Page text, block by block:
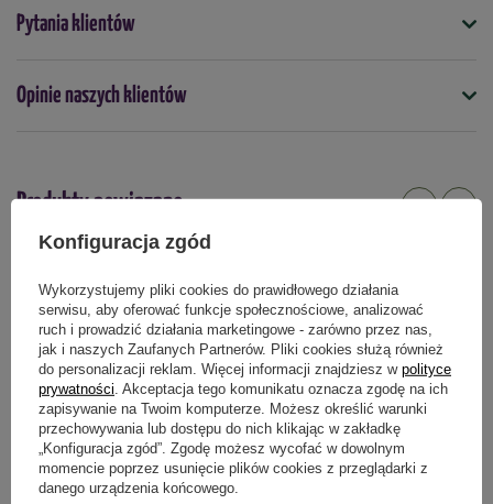
lekka konstrukcja: minimalizuje zmęczenie
praktyczne przechowywanie: otwór w górnej
Symbol
5907554460371
Podmiot odpowiedzialny za ten produkt na terenie UE
Pytania klientów
Opinie naszych klientów
Produkty powiązane
Konfiguracja zgód
Wykorzystujemy pliki cookies do prawidłowego działania
serwisu, aby oferować funkcje społecznościowe, analizować
ruch i prowadzić działania marketingowe - zarówno przez nas,
jak i naszych Zaufanych Partnerów. Pliki cookies służą również
do personalizacji reklam. Więcej informacji znajdziesz w polityce
prywatności . Akceptacja tego komunikatu oznacza zgodę na ich
zapisywanie na Twoim komputerze. Możesz określić warunki
przechowywania lub dostępu do nich klikając w zakładkę
„Konfiguracja zgód”. Zgodę możesz wycofać w dowolnym
momencie poprzez usunięcie plików cookies z przeglądarki z
danego urządzenia końcowego.